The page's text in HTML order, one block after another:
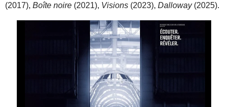
(2017),Boîte noire (2021), Visions (2023),Dalloway(2025).